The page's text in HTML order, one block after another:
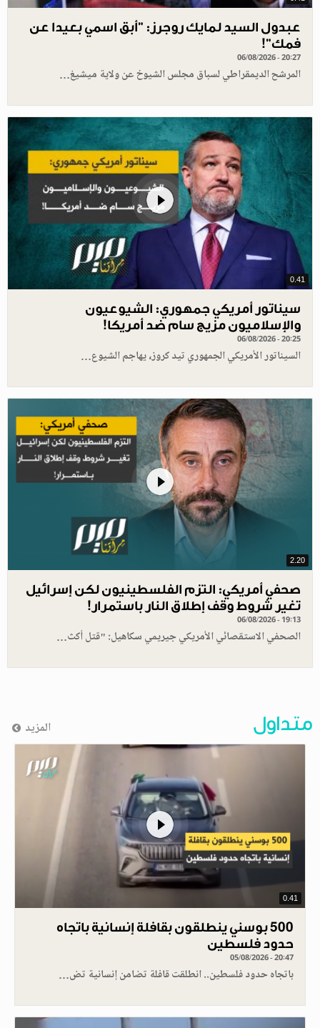
عبدول السيد لمايك روجرز: "أبق اسمي بعيدا عن
فمك"!
06/08/2026 - 20:27
المرشح الديمقراطي لسباق مجلس الشيوخ عن ولاية ميشيغ…
0.41
سيناتور أمريكي جمهوري: الشيوعيون
والإسلاميون مزيج سام ضد أمريكا!
06/08/2026 - 20:25
السيناتور الأمريكي الجمهوري تيد كروز، يهاجم الشيوع…
2.20
صحفي أمريكي: التزم الفلسطينيون لكن إسرائيل
تغير شروط وقف إطلاق النار باستمرار!
06/08/2026 - 19:13
الصحفي الاستقصائي الأمريكي جيريمي سكاهيل: "قتل أكث…
متداول المزيد
0.41
500 بوسني ينطلقون بقافلة إنسانية باتجاه
حدود فلسطين
05/08/2026 - 20:47
باتجاه حدود فلسطين.. انطلقت قافلة تضامن إنسانية تض…